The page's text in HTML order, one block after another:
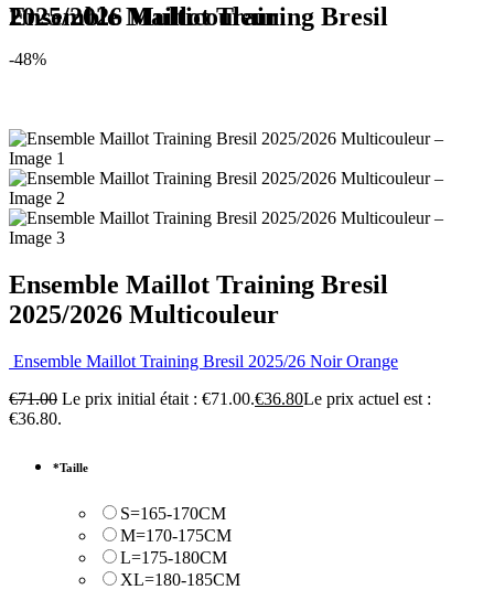
Ensemble Maillot Training Bresil 2025/2026 Multicouleur
-48%
Ensemble Maillot Training Bresil
2025/2026 Multicouleur
Ensemble Maillot Training Bresil 2025/26 Noir Orange
€71.00 Le prix initial était : €71.00.€36.80Le prix actuel est :
€36.80.
*Taille
S=165-170CM
M=170-175CM
L=175-180CM
XL=180-185CM